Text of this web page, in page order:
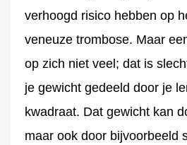
verhoogd risico hebben op
veneuze trombose. Maar
op zich niet veel; dat is
je gewicht gedeeld door je
kwadraat. Dat gewicht kan
maar ook door bijvoorbeeld